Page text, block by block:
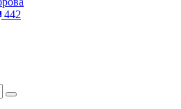
442
Search